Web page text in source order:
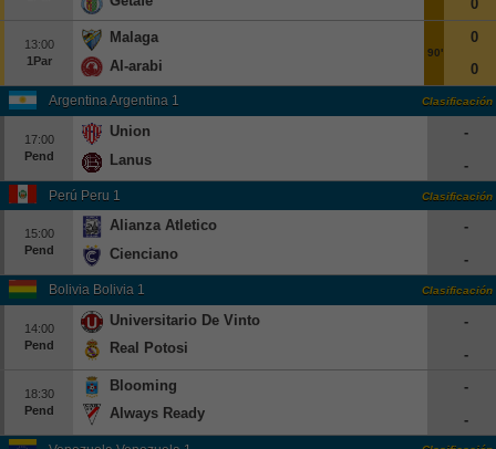
0
13:00
1Par
Malaga
Al-arabi
90'
0
0
Argentina Argentina 1 Clasificación
17:00
Pend
Union
Lanus
-
-
Perú Peru 1 Clasificación
15:00
Pend
Alianza Atletico
Cienciano
-
-
Bolivia Bolivia 1 Clasificación
14:00
Pend
Universitario De Vinto
Real Potosi
-
-
18:30
Pend
Blooming
Always Ready
-
-
Europa League
Supercopa Europa
Partidos amistosos
Partidos televisados
Baloncesto
Europa
Euroliga
España
ACB
Estados Unidos